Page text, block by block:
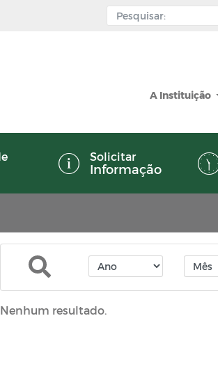
A Instituição
Solicitar
Informação
Nenhum resultado.